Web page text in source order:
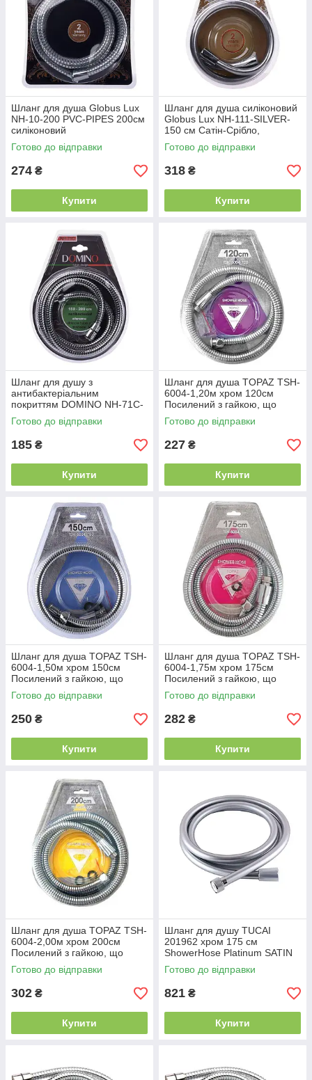
Шланг для душа Globus Lux
NH-10-200 PVC-PIPES 200см
силіконовий
Готово до відправки
274 ₴
Купити
Шланг для душа силіконовий
Globus Lux NH-111-SILVER-
150 см Сатін-Срібло,
Посилений
Готово до відправки
318 ₴
Купити
Шланг для душу з
антибактеріальним
покриттям DOMINO NH-71C-
150-200cm Розтяжний
Готово до відправки
185 ₴
Купити
Шланг для душа TOPAZ TSH-
6004-1,20м хром 120см
Посилений з гайкою, що
обертається, Blister
Готово до відправки
227 ₴
Купити
Шланг для душа TOPAZ TSH-
6004-1,50м хром 150см
Посилений з гайкою, що
обертається, Blister
Готово до відправки
250 ₴
Купити
Шланг для душа TOPAZ TSH-
6004-1,75м хром 175см
Посилений з гайкою, що
обертається, Blister
Готово до відправки
282 ₴
Купити
Шланг для душа TOPAZ TSH-
6004-2,00м хром 200см
Посилений з гайкою, що
обертається, Blister
Готово до відправки
302 ₴
Купити
Шланг для душу TUCAI
201962 хром 175 см
ShowerHose Platinum SATIN
Посилений, made in SPAIN
Готово до відправки
821 ₴
Купити